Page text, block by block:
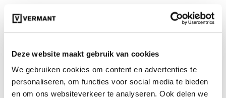
Deze website maakt gebruik van cookies
We gebruiken cookies om content en advertenties te
personaliseren, om functies voor social media te bieden
en om ons websiteverkeer te analyseren. Ook delen we
Ontdek uw extra voordeel